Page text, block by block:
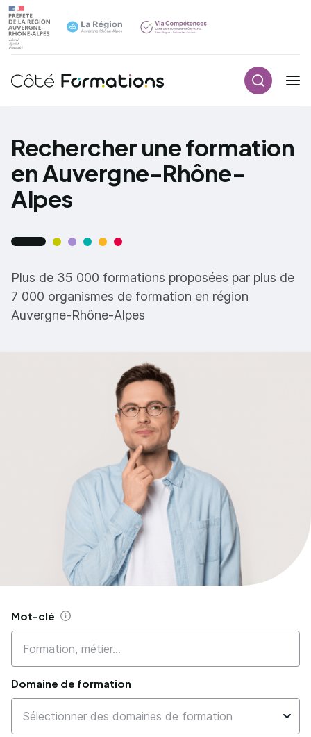
Navigation principale
Rechercher une formation
en Auvergne-Rhône-
Alpes
Plus de 35 000 formations proposées par plus de
7 000 organismes de formation en région
Auvergne-Rhône-Alpes
Mot-clé Aide
Domaine de formation